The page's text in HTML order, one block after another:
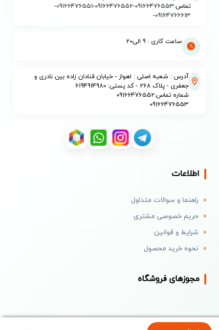
تماس:09166476553
-
09166476552
-
09166476551
-
09164766613
-
ساعت کاری : 9 الی20
آدرس : شعبه اصلی : اهواز - خیابان قنادان زاده بین نادری و
جعفری - پلاک 268 - کد پستی: 6194914980
شماره تماس:09166476552
09166476553
اطلاعات
راهنما و سوالات متداول
حریم خصوصی مشتری
شرایط و قوانین
نحوه خرید محصول
مجوزهای فروشگاه